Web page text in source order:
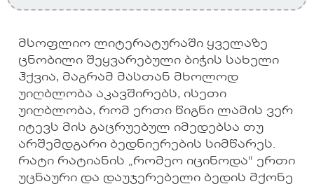
მსოფლიო ლიტერატურაში ყველაზე
ცნობილი შეყვარებული ბიჭის სახელი
ჰქვია, მაგრამ მასთან მხოლოდ
უიღბლობა აკავშირებს, ისეთი
უიღბლობა, რომ ერთი წიგნი ლამის ვერ
იტევს მის გაცრუებულ იმედებსა თუ
არშემდგარი ბედნიერების სიმწარეს.
რატი რატიანის „რომეო იცინოდა“ ერთი
უცნაური და დაუჯერებელი ბედის მქონე